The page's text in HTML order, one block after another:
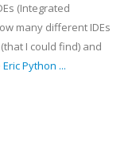
(Integrated
many different IDEs
I could find) and
Eric Python ...